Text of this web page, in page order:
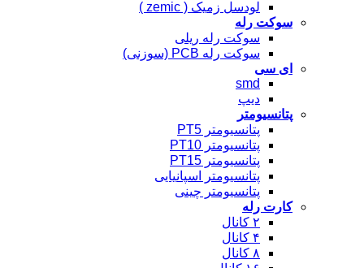
لودسل زمیک ( zemic )
سوکت رله
سوکت رله ریلی
سوکت رله PCB (سوزنی)
ای سی
smd
دیپ
پتانسیومتر
پتانسیومتر PT5
پتانسیومتر PT10
پتانسیومتر PT15
پتانسیومتر اسپانیایی
پتانسیومتر چینی
کارت رله
۲ کانال
۴ کانال
۸ کانال